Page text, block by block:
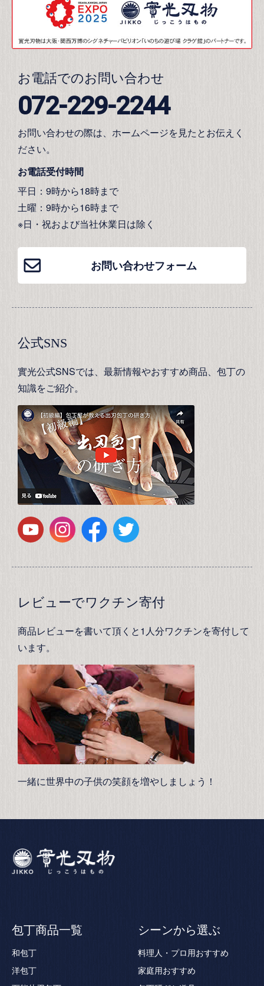
お電話でのお問い合わせ
072-229-2244
お問い合わせの際は、ホームページを見たとお伝えく
ださい。
お電話受付時間
平日：9時から18時まで
土曜：9時から16時まで
※日・祝および当社休業日は除く
お問い合わせフォーム
公式SNS
實光公式SNSでは、最新情報やおすすめ商品、包丁の
知識をご紹介。
レビューでワクチン寄付
商品レビューを書いて頂くと1人分ワクチンを寄付して
います。
一緒に世界中の子供の笑顔を増やしましょう！
包丁商品一覧
和包丁
洋包丁
シーンから選ぶ
料理人・プロ用おすすめ
家庭用おすすめ